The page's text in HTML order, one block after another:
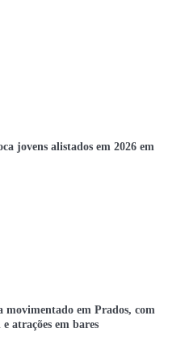
jovens alistados em 2026 em
movimentado em Prados, com
atrações em bares